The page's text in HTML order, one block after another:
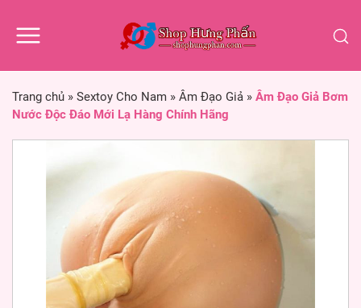
Trang chủ » Sextoy Cho Nam » Âm Đạo Giả » Âm Đạo Giả Bơm
Nước Độc Đáo Mới Lạ Hàng Chính Hãng